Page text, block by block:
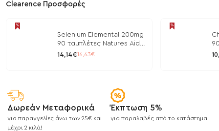
Clearence Προσφορές
Selenium Elemental 200mg
90 ταμπλέτες Natures Aid
/ Μέταλλα
14,14€16,63€
/
Δωρεάν Μεταφορικά
για παραγγελίες άνω των 25€ και
μέχρι 2 κιλά!
Έκπτωση 5%
για παραλαβές από το κατάστημα!